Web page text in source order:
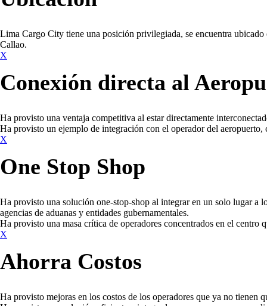
Lima Cargo City tiene una posición privilegiada, se encuentra
Callao.
X
Conexión directa al
Ha provisto una ventaja competitiva al estar directamente
Ha provisto un ejemplo de integración con el operador del aeropuerto,
X
One Stop Shop
Ha provisto una solución one-stop-shop al integrar en un solo lugar a
agencias de aduanas y entidades gubernamentales.
Ha provisto una masa crítica de operadores concentrados en el centro
X
Ahorra Costos
Ha provisto mejoras en los costos de los operadores que ya no tienen